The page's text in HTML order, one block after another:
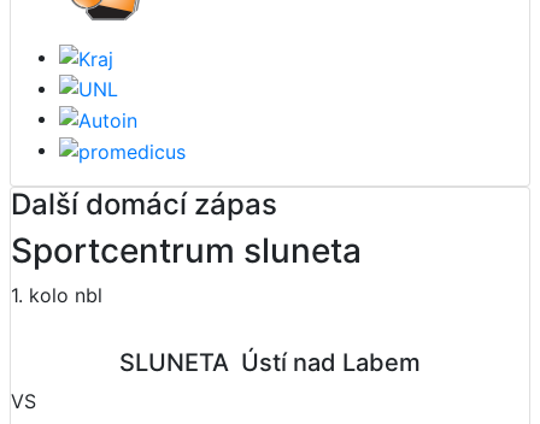
Další domácí zápas
Sportcentrum sluneta
1. kolo nbl
SLUNETA  Ústí nad Labem
VS